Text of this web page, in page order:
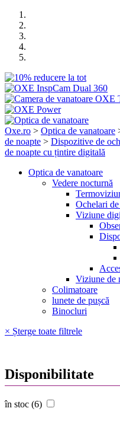
Oxe.ro > Optica de vanatoare
de noapte > Dispozitive de
de noapte cu țintire digitală
Optica de vanatoare
Vedere nocturnă
Ochelari
Viziune
Viziune de
Colimatoare
lunete de pușcă
Binocluri
× Șterge toate filtrele
Disponibilitate
în stoc (6)